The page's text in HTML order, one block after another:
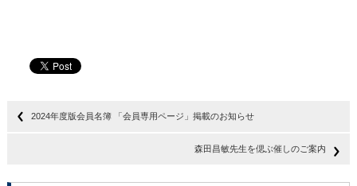
2024年度版会員名簿 「会員専用ページ」掲載のお知らせ
森田昌敏先生を偲ぶ催しのご案内